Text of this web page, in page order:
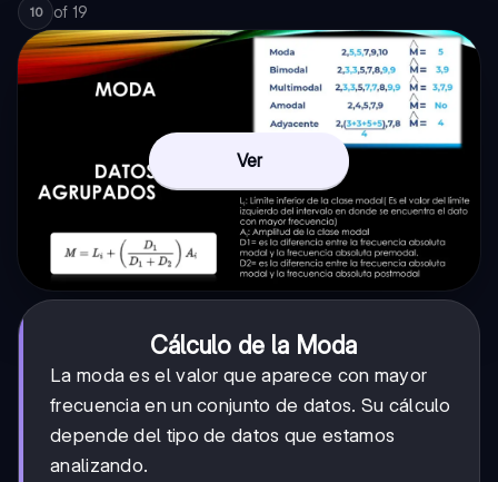
10 of 19
Ver
Cálculo de la Moda
La moda es el valor que aparece con mayor
frecuencia en un conjunto de datos. Su cálculo
depende del tipo de datos que estamos
analizando.